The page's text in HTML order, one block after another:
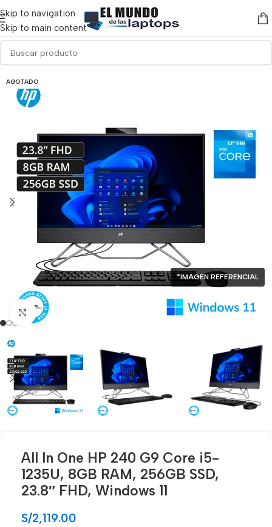
Skip to navigation
Skip to main content
AGOTADO
Click para agrandar
*IMAGEN REFERENCIAL
All In One HP 240 G9 Core i5-
1235U, 8GB RAM, 256GB SSD,
23.8″ FHD, Windows 11
S/2,119.00